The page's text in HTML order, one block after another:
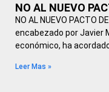
NO AL NUEVO
NO AL NUEVO PACTO
encabezado por Javier
económico, ha
Leer Mas »